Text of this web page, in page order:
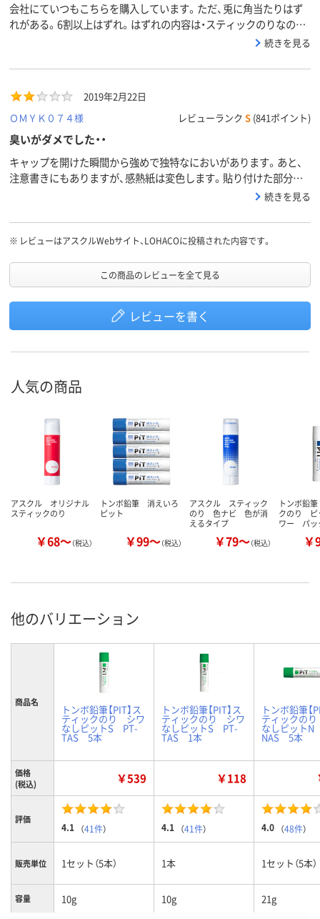
会社にていつもこちらを購入しています。ただ、兎に角当たりはず
れがある。6割以上はずれ。はずれの内容は・スティックのりなのに
固まりになってボテッと出てくる。・ほぼ乾燥していて綺麗に使い
の方の容器に残っている部分を使い切ることが出来ずもったいなく
みます。
続きを見る
2019年2月22日
ＯＭＹＫ０７４様
レビューランク S (841ポイント)
臭いがダメでした・・
キャップを開けた瞬間から強めで独特なにおいがあります。あと、
注意書きにもありますが、感熱紙は変色します。貼り付けた部分だ
けが変色するならまだ良かったのですが、後から見たら、ノリを塗っ
がそうなる訳ではない所が、とても不思議です。製本など、用途限定
ですね。
続きを見る
※ レビューはアスクルWebサイト、LOHACOに投稿された内容です。
この商品のレビューを全て見る
レビューを書く
人気の商品
アスクル オリジナル
スティックのり
￥68～（税込）
トンボ鉛筆 消えいろ
ピット
￥99～（税込）
アスクル スティック
のり 色ナビ 色が消
えるタイプ
￥79～（税込）
トンボ鉛
クのり ピ
ワー パッ
￥
他のバリエーション
商品名
トンボ鉛筆【PIT】ス
ティックのり シワ
なしピットS PT-
TAS 5本
トンボ鉛筆【PIT】ス
ティックのり シワ
なしピットS PT-
TAS 1本
トンボ鉛筆【
ティックの
なしピット
NAS 5本
価格
(税込)
￥539 ￥118
評価
4.1 （41件） 4.1 （41件） 4.0 （48件）
販売単位 1セット（5本） 1本 1セット（5本）
容量 10g 10g 21g